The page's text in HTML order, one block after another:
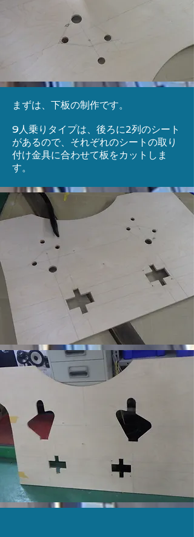
まずは、下板の制作です。
​9人乗りタイプは、後ろに2列のシート
があるので、それぞれのシートの取り
付け金具に合わせて板をカットしま
す。